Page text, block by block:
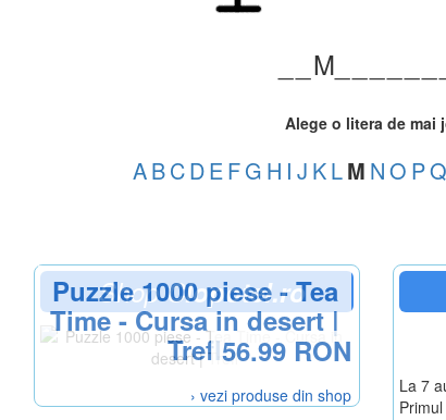
M_
Alege o litera de mai
ABCDEFG H I J KLM NO PQ
ShopClopotel.ro
Puzzle 1000 piese - Tea
Time - Cursa in desert |
Trefl56.99 RON
› vezi produse din shop
La 7